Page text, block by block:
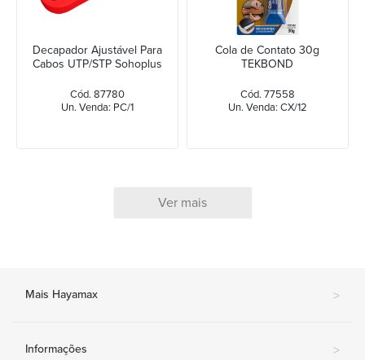
Decapador Ajustável Para
Cabos UTP/STP Sohoplus
Cód. 87780
Un. Venda: PC/1
Cola de Contato 30g
TEKBOND
Cód. 77558
Un. Venda: CX/12
Ver mais
Mais Hayamax >
Informações >